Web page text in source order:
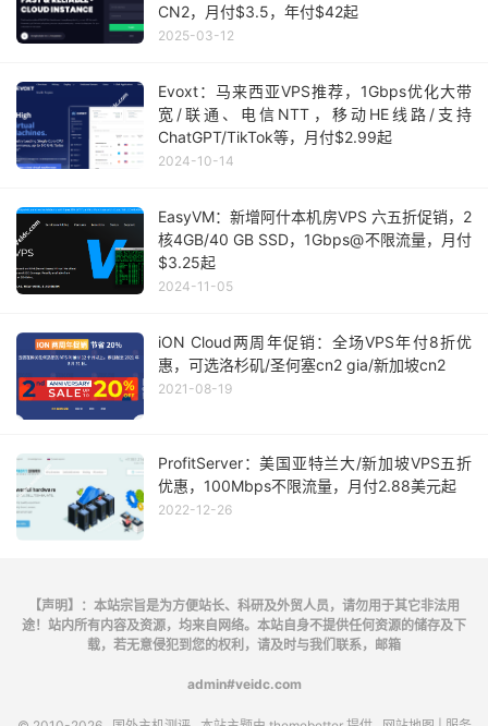
CN2，月付$3.5，年付$42起
2025-03-12
Evoxt：马来西亚VPS推荐，1Gbps优化大带
宽/联通、电信NTT，移动HE线路/支持
ChatGPT/TikTok等，月付$2.99起
2024-10-14
EasyVM：新增阿什本机房VPS 六五折促销，2
核4GB/40 GB SSD，1Gbps@不限流量，月付
$3.25起
2024-11-05
iON Cloud两周年促销：全场VPS年付8折优
惠，可选洛杉矶/圣何塞cn2 gia/新加坡cn2
2021-08-19
ProfitServer：美国亚特兰大/新加坡VPS五折
优惠，100Mbps不限流量，月付2.88美元起
2022-12-26
【声明】：本站宗旨是为方便站长、科研及外贸人员，请勿用于其它非法用
途！站内所有内容及资源，均来自网络。本站自身不提供任何资源的储存及下
载，若无意侵犯到您的权利，请及时与我们联系，邮箱
admin#veidc.com